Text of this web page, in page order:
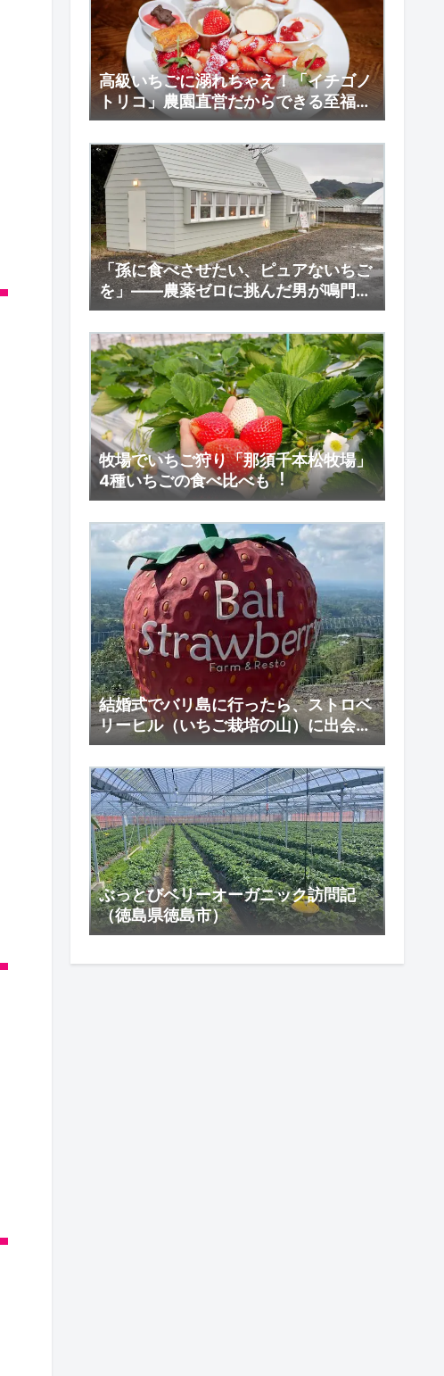
高級いちごに溺れちゃえ！「イチゴノ
トリコ」農園直営だからできる至福の
いちご尽くし（栃木県鹿沼市）
「孫に食べさせたい、ピュアないちご
を」――農薬ゼロに挑んだ男が鳴門に
起こす“地方創生”のいちご革命
牧場でいちご狩り「那須千本松牧場」
4種いちごの⾷べ⽐べも︕
結婚式でバリ島に行ったら、ストロベ
リーヒル（いちご栽培の山）に出会え
た！
ぶっとびベリーオーガニック訪問記
（徳島県徳島市）